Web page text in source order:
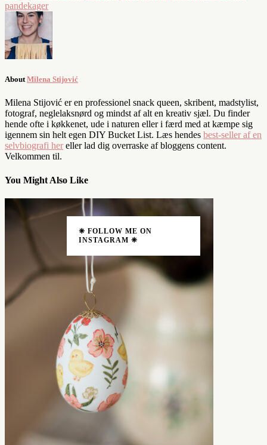
pandekager
About Milena Stijović
Milena Stijović er en professionel snack queen, skribent, madstylist,
fotograf, neglelaksnørd og mindst af alt en kreativ sjæl. Du finder
hende ofte i køkkenet, ude i naturen eller i færd med at kæmpe sig
igennem sin helt egen DIY Bucket List. Læs hendes best-seller af en
selvbiografi her eller lad dig overraske af bloggens content.
Velkommen til.
You Might Also Like
❈ FOLLOW ME ON
INSTAGRAM ❈